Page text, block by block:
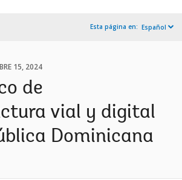
Esta página en: Español
15, 2024
de
vial y digital
Dominicana